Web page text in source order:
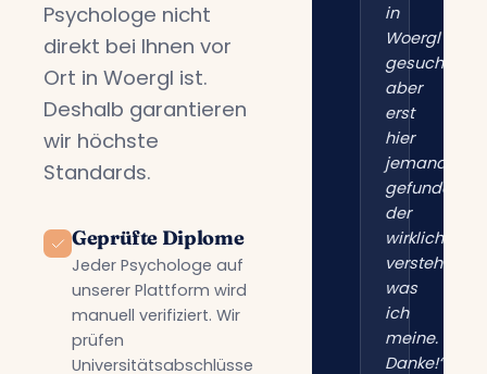
Psychologe nicht
direkt bei Ihnen vor
Ort in Woergl ist.
Deshalb garantieren
wir höchste
Standards.
Geprüfte Diplome
Jeder Psychologe auf
unserer Plattform wird
manuell verifiziert. Wir
prüfen
Universitätsabschlüsse
in
Woergl
gesucht,
aber
erst
hier
jemanden
gefunden,
der
wirklich
versteht,
was
ich
meine.
Danke!“”